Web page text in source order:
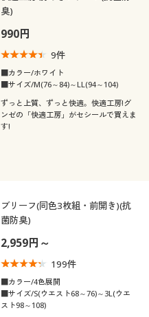
臭)
990円
9件
■カラー/ホワイト
■サイズ/M(76～84)～LL(94～104)
ずっと上質、ずっと快適。快適工房!グ
ンゼの「快適工房」がセシールで買えま
す!
ブリーフ(同色3枚組・前開き)(抗
菌防臭)
2,959円～
199件
■カラー/4色展開
■サイズ/S(ウエスト68～76)～3L(ウエ
スト98～108)